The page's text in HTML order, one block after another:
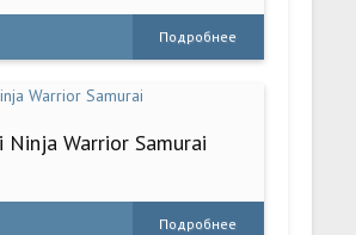
Подробнее
Ninja Warrior Samurai
Подробнее